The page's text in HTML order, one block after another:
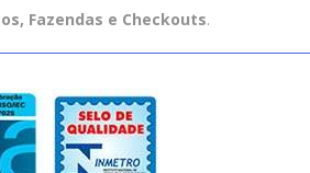
Fazendas e Checkouts.